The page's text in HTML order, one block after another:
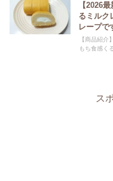
【2026
るミルク
レープで
【商品紹
もち食感く
ス